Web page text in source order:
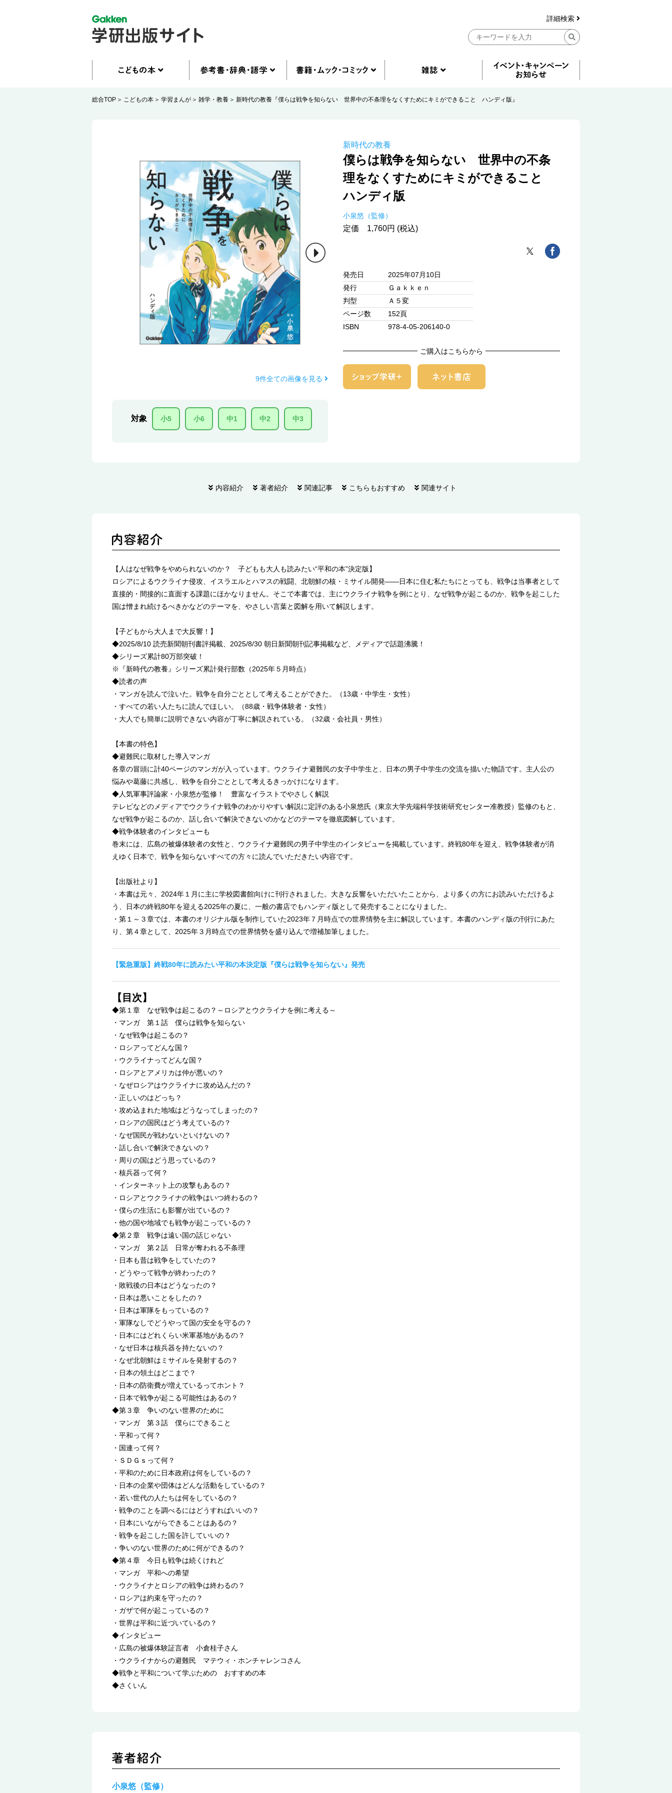
詳細検索
総合TOP こどもの本 学習まんが 雑学・教養 新時代の教養『僕らは戦争を知らない 世界中の不条理をなくすためにキミができること ハンディ版』
9件全ての画像を見る
対象 小5 小6 中1 中2 中3
新時代の教養
僕らは戦争を知らない 世界中の不条
理をなくすためにキミができること
ハンディ版
小泉悠（監修）
定価 1,760円 (税込)
発売日
2025年07月10日
発行
Ｇａｋｋｅｎ
判型
Ａ５変
ページ数
152頁
ISBN
978-4-05-206140-0
ご購入はこちらから
内容紹介 著者紹介 関連記事 こちらもおすすめ 関連サイト
【人はなぜ戦争をやめられないのか？ 子どもも大人も読みたい“平和の本”決定版】
ロシアによるウクライナ侵攻、イスラエルとハマスの戦闘、北朝鮮の核・ミサイル開発――日本に住む私たちにとっても、戦争は当事者として
直接的・間接的に直面する課題にほかなりません。そこで本書では、主にウクライナ戦争を例にとり、なぜ戦争が起こるのか、戦争を起こした
国は憎まれ続けるべきかなどのテーマを、やさしい言葉と図解を用いて解説します。
【子どもから大人まで大反響！】
◆2025/8/10 読売新聞朝刊書評掲載、2025/8/30 朝日新聞朝刊記事掲載など、メディアで話題沸騰！
◆シリーズ累計80万部突破！
※『新時代の教養』シリーズ累計発行部数（2025年５月時点）
◆読者の声
・マンガを読んで泣いた。戦争を自分ごととして考えることができた。（13歳・中学生・女性）
・すべての若い人たちに読んでほしい。（88歳・戦争体験者・女性）
・大人でも簡単に説明できない内容が丁寧に解説されている。（32歳・会社員・男性）
【本書の特色】
◆避難民に取材した導入マンガ
各章の冒頭に計40ページのマンガが入っています。ウクライナ避難民の女子中学生と、日本の男子中学生の交流を描いた物語です。主人公の
悩みや葛藤に共感し、戦争を自分ごととして考えるきっかけになります。
◆人気軍事評論家・小泉悠が監修！ 豊富なイラストでやさしく解説
テレビなどのメディアでウクライナ戦争のわかりやすい解説に定評のある小泉悠氏（東京大学先端科学技術研究センター准教授）監修のもと、
なぜ戦争が起こるのか、話し合いで解決できないのかなどのテーマを徹底図解しています。
◆戦争体験者のインタビューも
巻末には、広島の被爆体験者の女性と、ウクライナ避難民の男子中学生のインタビューを掲載しています。終戦80年を迎え、戦争体験者が消
えゆく日本で、戦争を知らないすべての方々に読んでいただきたい内容です。
【出版社より】
・本書は元々、2024年１月に主に学校図書館向けに刊行されました。大きな反響をいただいたことから、より多くの方にお読みいただけるよ
う、日本の終戦80年を迎える2025年の夏に、一般の書店でもハンディ版として発売することになりました。
・第１～３章では、本書のオリジナル版を制作していた2023年７月時点での世界情勢を主に解説しています。本書のハンディ版の刊行にあた
り、第４章として、2025年３月時点での世界情勢を盛り込んで増補加筆しました。
【緊急重版】終戦80年に読みたい平和の本決定版『僕らは戦争を知らない』発売
【目次】
◆第１章 なぜ戦争は起こるの？～ロシアとウクライナを例に考える～
・マンガ 第１話 僕らは戦争を知らない
・なぜ戦争は起こるの？
・ロシアってどんな国？
・ウクライナってどんな国？
・ロシアとアメリカは仲が悪いの？
・なぜロシアはウクライナに攻め込んだの？
・正しいのはどっち？
・攻め込まれた地域はどうなってしまったの？
・ロシアの国民はどう考えているの？
・なぜ国民が戦わないといけないの？
・話し合いで解決できないの？
・周りの国はどう思っているの？
・核兵器って何？
・インターネット上の攻撃もあるの？
・ロシアとウクライナの戦争はいつ終わるの？
・僕らの生活にも影響が出ているの？
・他の国や地域でも戦争が起こっているの？
◆第２章 戦争は遠い国の話じゃない
・マンガ 第２話 日常が奪われる不条理
・日本も昔は戦争をしていたの？
・どうやって戦争が終わったの？
・敗戦後の日本はどうなったの？
・日本は悪いことをしたの？
・日本は軍隊をもっているの？
・軍隊なしでどうやって国の安全を守るの？
・日本にはどれくらい米軍基地があるの？
・なぜ日本は核兵器を持たないの？
・なぜ北朝鮮はミサイルを発射するの？
・日本の領土はどこまで？
・日本の防衛費が増えているってホント？
・日本で戦争が起こる可能性はあるの？
◆第３章 争いのない世界のために
・マンガ 第３話 僕らにできること
・平和って何？
・国連って何？
・ＳＤＧｓって何？
・平和のために日本政府は何をしているの？
・日本の企業や団体はどんな活動をしているの？
・若い世代の人たちは何をしているの？
・戦争のことを調べるにはどうすればいいの？
・日本にいながらできることはあるの？
・戦争を起こした国を許していいの？
・争いのない世界のために何ができるの？
◆第４章 今日も戦争は続くけれど
・マンガ 平和への希望
・ウクライナとロシアの戦争は終わるの？
・ロシアは約束を守ったの？
・ガザで何が起こっているの？
・世界は平和に近づいているの？
◆インタビュー
・広島の被爆体験証言者 小倉桂子さん
・ウクライナからの避難民 マテウィ・ホンチャレンコさん
◆戦争と平和について学ぶための おすすめの本
◆さくいん
小泉悠（監修）